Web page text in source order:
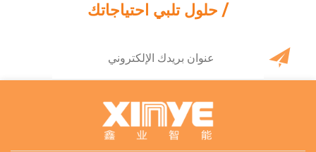
/ حلول تلبي احتياجاتك